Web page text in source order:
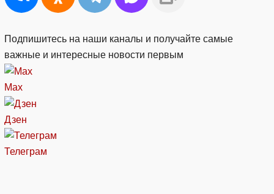
Подпишитесь на наши каналы и получайте самые
важные и интересные новости первым
Max
Дзен
Телеграм